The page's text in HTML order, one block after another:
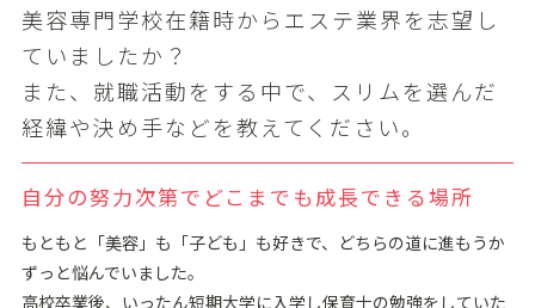
美容専⾨学校在籍時からエステ業界を志望し
ていましたか？
また、就職活動をする中で、スリムを選んだ
経緯や決め⼿などを教えてください。
⾃分の努⼒次第でどこまでも成⻑できる場所
もともと「美容」も「⼦ども」も好きで、どちらの道に進もうか
ずっと悩んでいました。
⾼校卒業後、いったん短期⼤学に⼊学し保育⼠の勉強をしていた